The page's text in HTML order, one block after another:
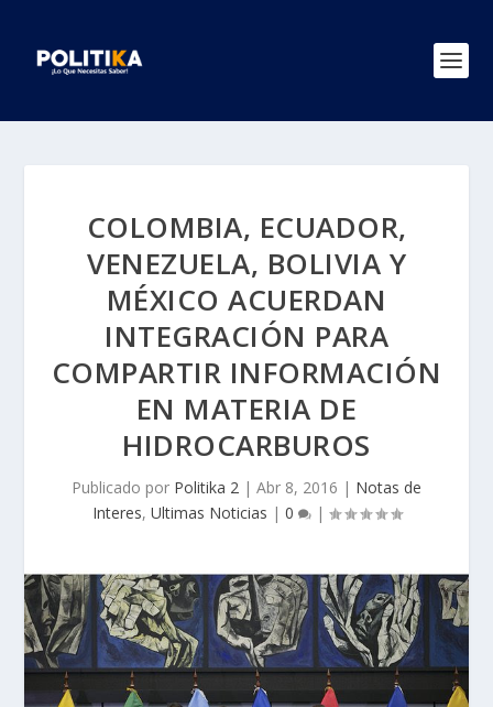
COLOMBIA, ECUADOR,
VENEZUELA, BOLIVIA Y
MÉXICO ACUERDAN
INTEGRACIÓN PARA
COMPARTIR INFORMACIÓN
EN MATERIA DE
HIDROCARBUROS
Publicado por Politika 2 | Abr 8, 2016 | Notas de
Interes, Ultimas Noticias | 0 |